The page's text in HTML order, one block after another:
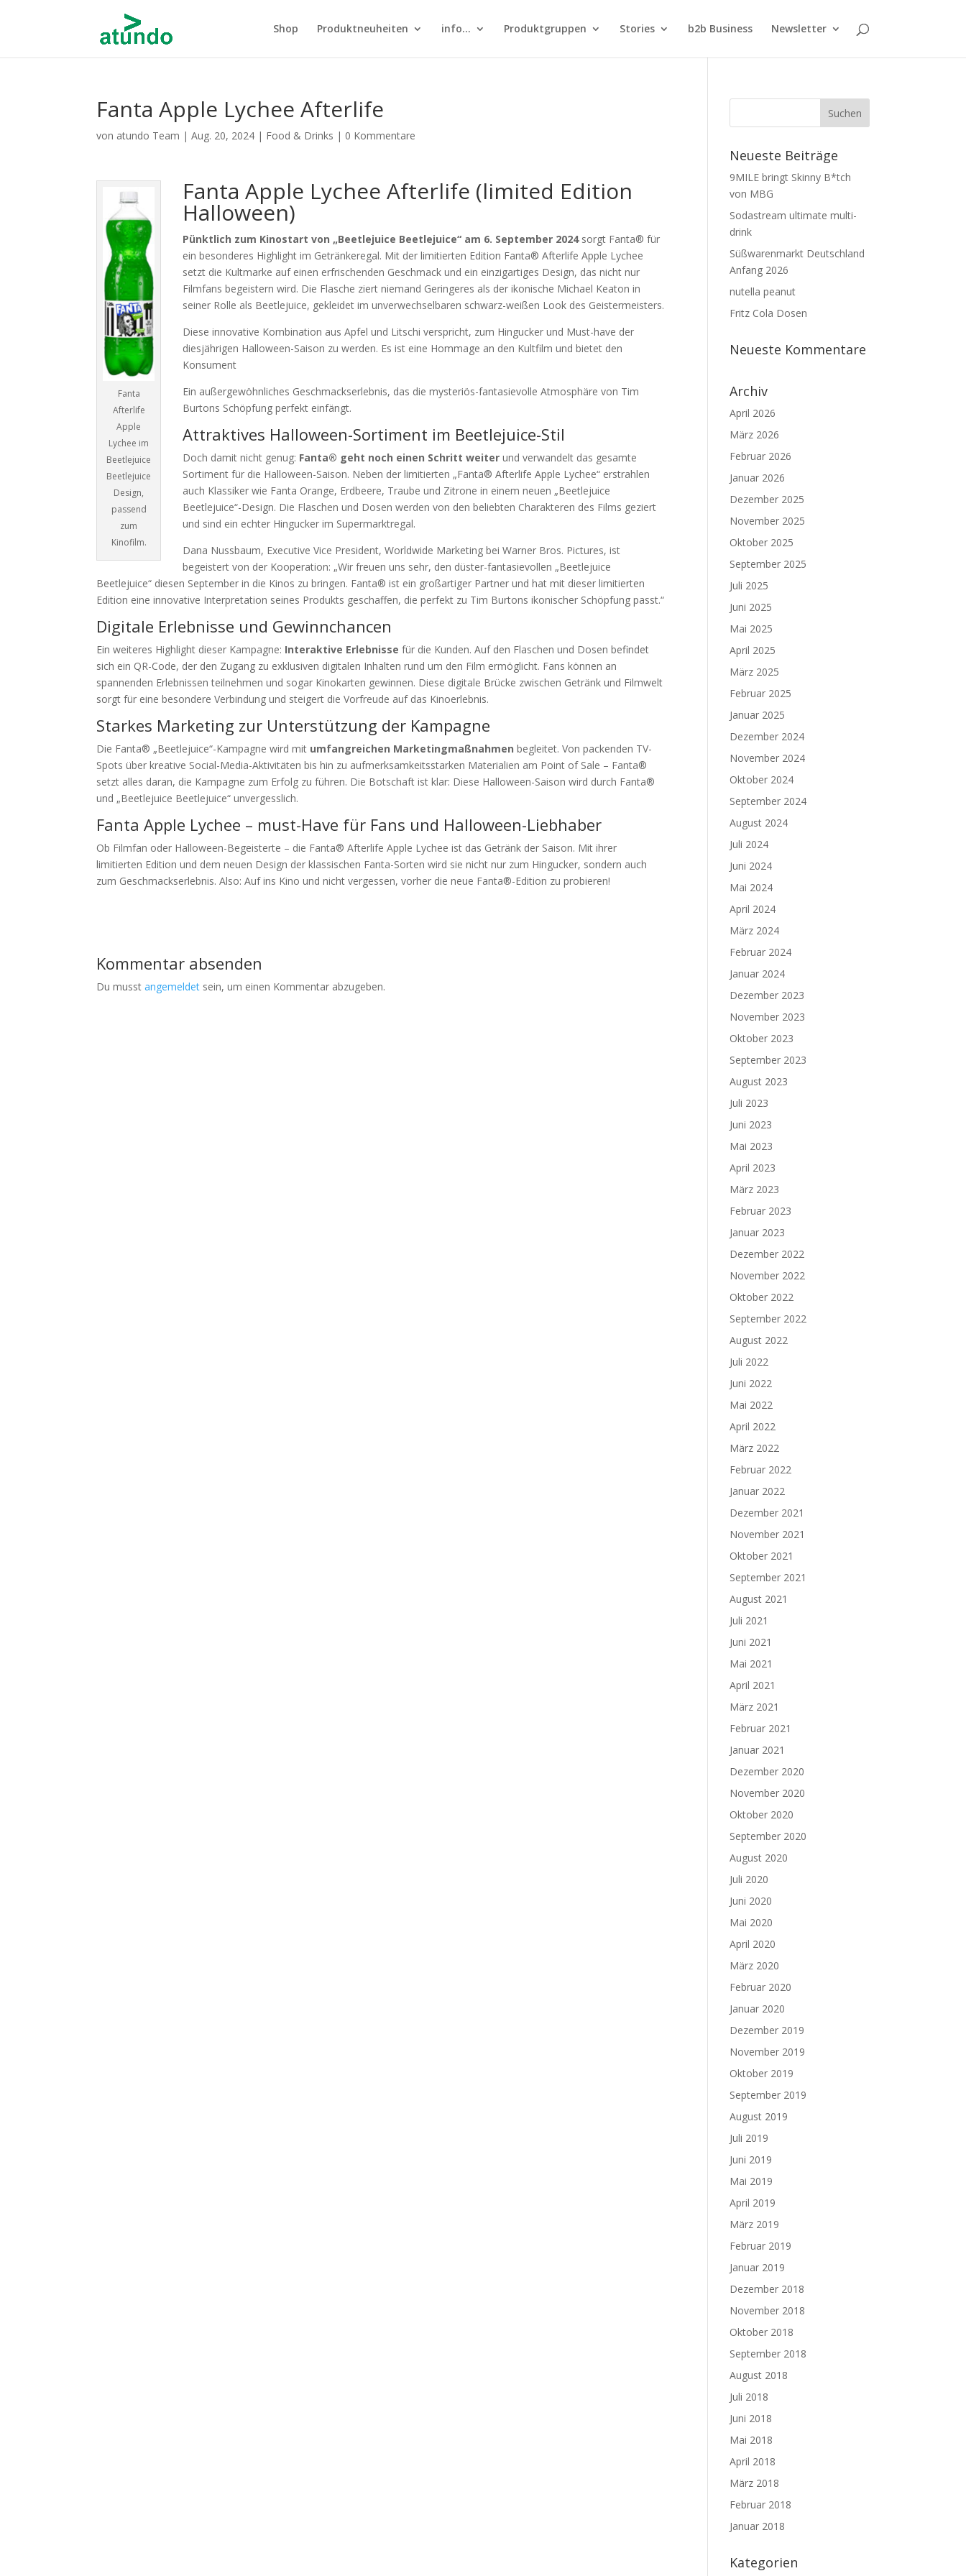
Shop Produktneuheiten info… Produktgruppen Stories b2b Business Newsletter
Fanta Apple Lychee Afterlife
von atundo Team |Aug. 20, 2024 | Food & Drinks | 0 Kommentare
Fanta
Afterlife
Apple
Lychee im
Beetlejuice
Beetlejuice
Design,
passend
zum
Kinofilm.
Fanta Apple Lychee Afterlife (limited Edition
Halloween)
Pünktlich zum Kinostart von „Beetlejuice Beetlejuice“ am 6. September 2024sorgt Fanta® für
ein besonderes Highlight im Getränkeregal. Mit der limitierten Edition Fanta® Afterlife Apple Lychee
setzt die Kultmarke auf einen erfrischenden Geschmack und ein einzigartiges Design, das nicht nur
Filmfans begeistern wird. Die Flasche ziert niemand Geringeres als der ikonische Michael Keaton in
seiner Rolle als Beetlejuice, gekleidet im unverwechselbaren schwarz-weißen Look des Geistermeisters.
Diese innovative Kombination aus Apfel und Litschi verspricht, zum Hingucker und Must-have der
diesjährigen Halloween-Saison zu werden. Es ist eine Hommage an den Kultfilm und bietet den
Konsument
Ein außergewöhnliches Geschmackserlebnis, das die mysteriös-fantasievolle Atmosphäre von Tim
Burtons Schöpfung perfekt einfängt.
Attraktives Halloween-Sortiment im Beetlejuice-Stil
Doch damit nicht genug: Fanta® geht noch einen Schritt weiter und verwandelt das gesamte
Sortiment für die Halloween-Saison. Neben der limitierten „Fanta® Afterlife Apple Lychee“ erstrahlen
auch Klassiker wie Fanta Orange, Erdbeere, Traube und Zitrone in einem neuen „Beetlejuice
Beetlejuice“-Design. Die Flaschen und Dosen werden von den beliebten Charakteren des Films geziert
und sind ein echter Hingucker im Supermarktregal.
Dana Nussbaum, Executive Vice President, Worldwide Marketing bei Warner Bros. Pictures, ist
begeistert von der Kooperation: „Wir freuen uns sehr, den düster-fantasievollen „Beetlejuice
Beetlejuice“ diesen September in die Kinos zu bringen. Fanta® ist ein großartiger Partner und hat mit dieser limitierten
Edition eine innovative Interpretation seines Produkts geschaffen, die perfekt zu Tim Burtons ikonischer Schöpfung passt.“
Digitale Erlebnisse und Gewinnchancen
Ein weiteres Highlight dieser Kampagne: Interaktive Erlebnisse für die Kunden. Auf den Flaschen und Dosen befindet
sich ein QR-Code, der den Zugang zu exklusiven digitalen Inhalten rund um den Film ermöglicht. Fans können an
spannenden Erlebnissen teilnehmen und sogar Kinokarten gewinnen. Diese digitale Brücke zwischen Getränk und Filmwelt
sorgt für eine besondere Verbindung und steigert die Vorfreude auf das Kinoerlebnis.
Starkes Marketing zur Unterstützung der Kampagne
Die Fanta® „Beetlejuice“-Kampagne wird mit umfangreichen Marketingmaßnahmen begleitet. Von packenden TV-
Spots über kreative Social-Media-Aktivitäten bis hin zu aufmerksamkeitsstarken Materialien am Point of Sale – Fanta®
setzt alles daran, die Kampagne zum Erfolg zu führen. Die Botschaft ist klar: Diese Halloween-Saison wird durch Fanta®
und „Beetlejuice Beetlejuice“ unvergesslich.
Fanta Apple Lychee – must-Have für Fans und Halloween-Liebhaber
Ob Filmfan oder Halloween-Begeisterte – die Fanta® Afterlife Apple Lychee ist das Getränk der Saison. Mit ihrer
limitierten Edition und dem neuen Design der klassischen Fanta-Sorten wird sie nicht nur zum Hingucker, sondern auch
zum Geschmackserlebnis. Also: Auf ins Kino und nicht vergessen, vorher die neue Fanta®-Edition zu probieren!
Kommentar absenden
Du musstangemeldet sein, um einen Kommentar abzugeben.
Neueste Beiträge
9MILE bringt Skinny B*tch
von MBG
Sodastream ultimate multi-
drink
Süßwarenmarkt Deutschland
Anfang 2026
nutella peanut
Fritz Cola Dosen
Neueste Kommentare
Archiv
April 2026
März 2026
Februar 2026
Januar 2026
Dezember 2025
November 2025
Oktober 2025
September 2025
Juli 2025
Juni 2025
Mai 2025
April 2025
März 2025
Februar 2025
Januar 2025
Dezember 2024
November 2024
Oktober 2024
September 2024
August 2024
Juli 2024
Juni 2024
Mai 2024
April 2024
März 2024
Februar 2024
Januar 2024
Dezember 2023
November 2023
Oktober 2023
September 2023
August 2023
Juli 2023
Juni 2023
Mai 2023
April 2023
März 2023
Februar 2023
Januar 2023
Dezember 2022
November 2022
Oktober 2022
September 2022
August 2022
Juli 2022
Juni 2022
Mai 2022
April 2022
März 2022
Februar 2022
Januar 2022
Dezember 2021
November 2021
Oktober 2021
September 2021
August 2021
Juli 2021
Juni 2021
Mai 2021
April 2021
März 2021
Februar 2021
Januar 2021
Dezember 2020
November 2020
Oktober 2020
September 2020
August 2020
Juli 2020
Juni 2020
Mai 2020
April 2020
März 2020
Februar 2020
Januar 2020
Dezember 2019
November 2019
Oktober 2019
September 2019
August 2019
Juli 2019
Juni 2019
Mai 2019
April 2019
März 2019
Februar 2019
Januar 2019
Dezember 2018
November 2018
Oktober 2018
September 2018
August 2018
Juli 2018
Juni 2018
Mai 2018
April 2018
März 2018
Februar 2018
Januar 2018
Kategorien